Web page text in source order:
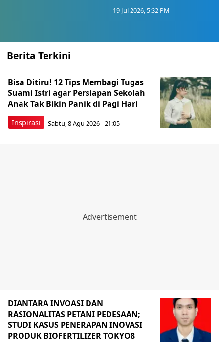
19 Jul 2026, 5:32 PM
Berita Terkini
Inspirasi
Bisa Ditiru! 12 Tips Membagi Tugas
Suami Istri agar Persiapan Sekolah
Anak Tak Bikin Panik di Pagi Hari
Sabtu, 8 Agu 2026 - 21:05
DIANTARA INVOASI DAN
RASIONALITAS PETANI PEDESAAN;
STUDI KASUS PENERAPAN INOVASI
PRODUK BIOFERTILIZER TOKYO8